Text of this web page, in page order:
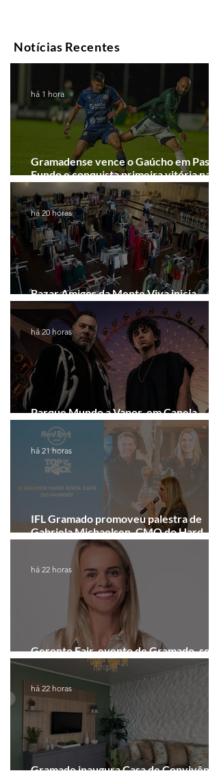
Notícias Recentes
Gramadense vence o Gaúcho em Passo
Fundo e conquista primeira vitória na
Série A2
há 1 hora
Bazar Amigos da Mente Viva inicia
arrecadação em Gramado e Canela
há 20 horas
Parque Mundo a Vapor, em Canela,
recebe festival eletrônico em agosto
há 20 horas
IFL Gramado promoveu palestra de
Gabriela Michaelsen, CMO do Hard
Rock Cafe Gramado
há 21 horas
Geronto Fair, evento de Gramado, será
realizada em formato digital
há 22 horas
Gramado inaugura Casa de Convivência
há 22 horas